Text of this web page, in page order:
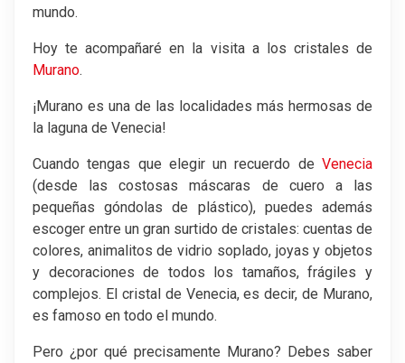
mundo.
Hoy te acompañaré en la visita a los cristales de
Murano.
¡Murano es una de las localidades más hermosas de
la laguna de Venecia!
Cuando tengas que elegir un recuerdo de Venecia
(desde las costosas máscaras de cuero a las
pequeñas góndolas de plástico), puedes además
escoger entre un gran surtido de cristales: cuentas de
colores, animalitos de vidrio soplado, joyas y objetos
y decoraciones de todos los tamaños, frágiles y
complejos. El cristal de Venecia, es decir, de Murano,
es famoso en todo el mundo.
Pero ¿por qué precisamente Murano? Debes saber